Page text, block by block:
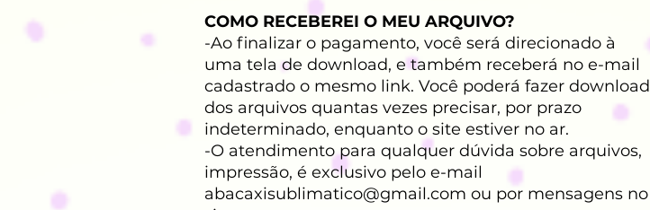
COMO RECEBEREI O MEU ARQUIVO?
-Ao finalizar o pagamento, você será direcionado à
uma tela de download, e também receberá no e-mail
cadastrado o mesmo link. Você poderá fazer download
dos arquivos quantas vezes precisar, por prazo
indeterminado, enquanto o site estiver no ar.
-O atendimento para qualquer dúvida sobre arquivos,
impressão, é exclusivo pelo e-mail
abacaxisublimatico@gmail.com ou por mensagens no